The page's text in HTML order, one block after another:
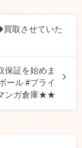
取させていた
証を始めま
ール #プライ
ンガ倉庫★★